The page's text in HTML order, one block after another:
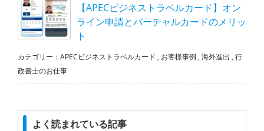
【APECビジネストラベルカード】オン
ライン申請とバーチャルカードのメリッ
ト
カテゴリー： APECビジネストラベルカード , お客様事例 , 海外進出 , 行
政書士のお仕事
よく読まれている記事